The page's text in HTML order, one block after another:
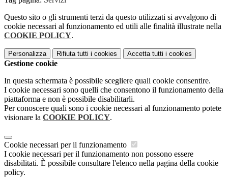
Questo sito o gli strumenti terzi da questo utilizzati si avvalgono di
cookie necessari al funzionamento ed utili alle finalità illustrate nella
COOKIE POLICY.
Personalizza Rifiuta tutti i cookies Accetta tutti i cookies
Gestione cookie
In questa schermata è possibile scegliere quali cookie consentire.
I cookie necessari sono quelli che consentono il funzionamento della
piattaforma e non è possibile disabilitarli.
Per conoscere quali sono i cookie necessari al funzionamento potete
visionare la COOKIE POLICY.
Cookie necessari per il funzionamento
I cookie necessari per il funzionamento non possono essere
disabilitati. È possibile consultare l'elenco nella pagina della cookie
policy.